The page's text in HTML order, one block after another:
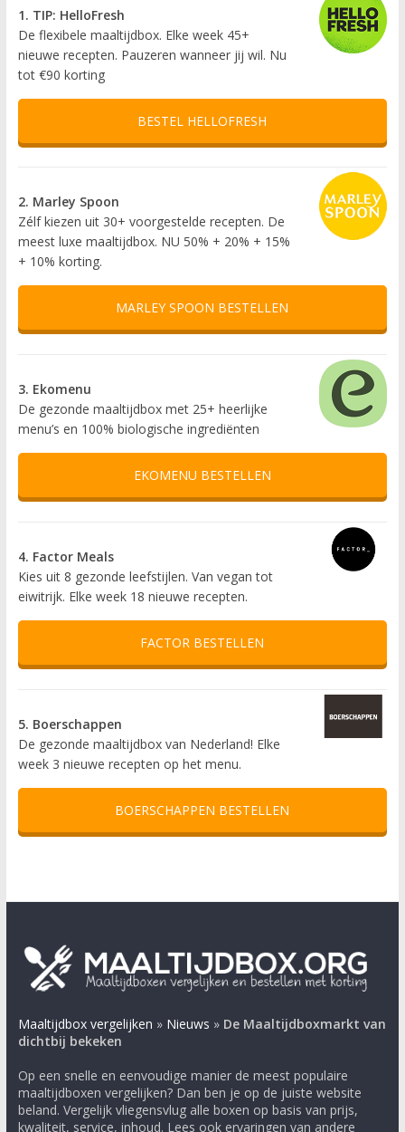
1. TIP: HelloFresh
De flexibele maaltijdbox. Elke week 45+
nieuwe recepten. Pauzeren wanneer jij wil. Nu
tot €90 korting
BESTEL HELLOFRESH
2. Marley Spoon
Zélf kiezen uit 30+ voorgestelde recepten. De
meest luxe maaltijdbox. NU 50% + 20% + 15%
+ 10% korting.
MARLEY SPOON BESTELLEN
3. Ekomenu
De gezonde maaltijdbox met 25+ heerlijke
menu’s en 100% biologische ingrediënten
EKOMENU BESTELLEN
4. Factor Meals
Kies uit 8 gezonde leefstijlen. Van vegan tot
eiwitrijk. Elke week 18 nieuwe recepten.
FACTOR BESTELLEN
5. Boerschappen
De gezonde maaltijdbox van Nederland! Elke
week 3 nieuwe recepten op het menu.
BOERSCHAPPEN BESTELLEN
Maaltijdbox vergelijken » Nieuws » De Maaltijdboxmarkt van
dichtbij bekeken
Op een snelle en eenvoudige manier de meest populaire
maaltijdboxen vergelijken? Dan ben je op de juiste website
beland. Vergelijk vliegensvlug alle boxen op basis van prijs,
kwaliteit, service, inhoud. Lees ook ervaringen van andere